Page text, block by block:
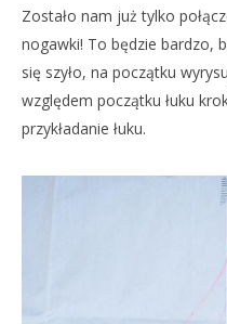
Zostało nam już tylko
nogawki! To będzie bardzo,
się szyło, na początku
względem początku łuku
przykładanie łuku.